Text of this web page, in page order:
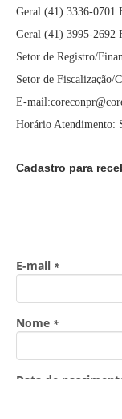
Geral (41) 3336-0701
Geral (41) 3995-2692
Setor de Registro/
Setor de Fiscalização/
E-
Horário Atendimento:
Cadastro para